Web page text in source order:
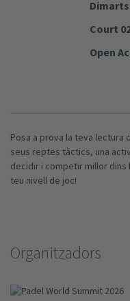
Dimarts
Court
Open
Posa a prova la teva lectura
seus reptes tàctics, una
decidir i competir millor dins
teu nivell de joc!
Organitzadors